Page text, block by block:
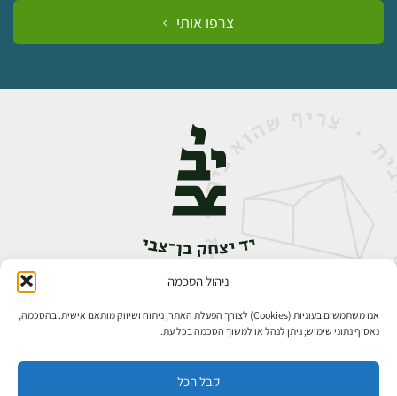
ניהול הסכמה
אנו משתמשים בעוגיות (Cookies) לצורך הפעלת האתר, ניתוח ושיווק מותאם אישית. בהסכמה,
נאסוף נתוני שימוש; ניתן לנהל או למשוך הסכמה בכל עת.
קבל הכל
צרפו אותי
אבן גבירול 14, רחביה, ירושלים